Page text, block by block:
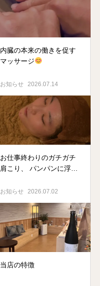
内臓の本来の働きを促す
マッサージ
お知らせ 2026.07.14
お仕事終わりのガチガチ
肩こり、 パンパンに浮腫
お知らせ 2026.07.02
当店の特徴